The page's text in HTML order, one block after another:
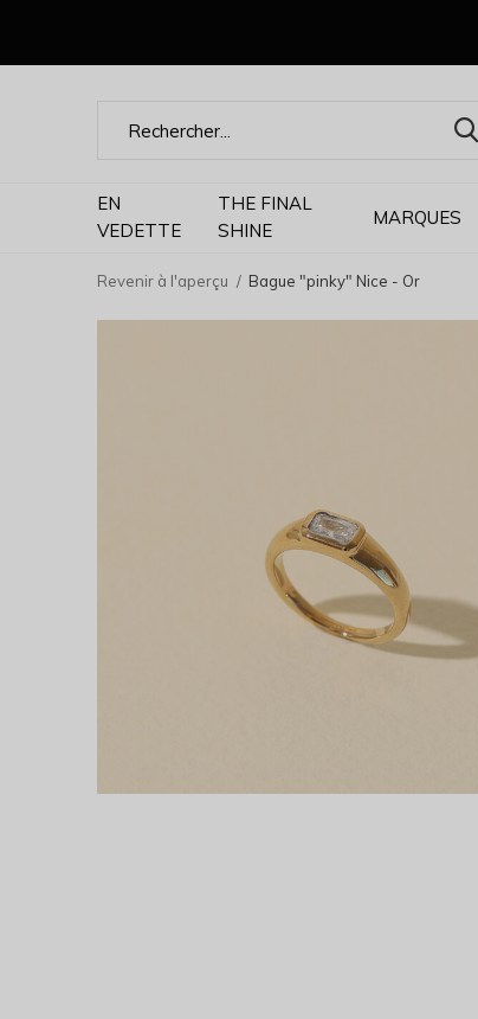
EN
VEDETTE
THE FINAL
SHINE
MARQUES
Revenir à l'aperçu Bague "pinky" Nice - Or